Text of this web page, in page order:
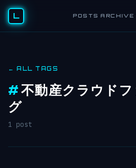
L POSTS ARCHIVE
← ALL TAGS
#不動産クラウド
グ
1 post